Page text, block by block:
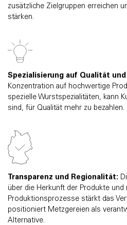
zusätzliche Zielgruppen erreichen
stärken.
Spezialisierung auf Qualität
Konzentration auf hochwertige
spezielle Wurstspezialitäten, kann
sind, für Qualität mehr zu bezahlen.
Transparenz und Regionalität:
über die Herkunft der Produkte und
Produktionsprozesse stärkt das
positioniert Metzgereien als
Alternative.